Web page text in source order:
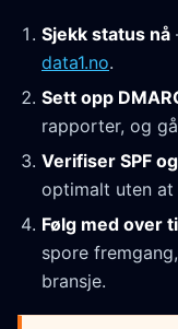
Sjekk status nå
data1.no.
Sett opp
rapporter, og
Verifiser SPF
optimalt uten at
Følg med over
spore
bransje.